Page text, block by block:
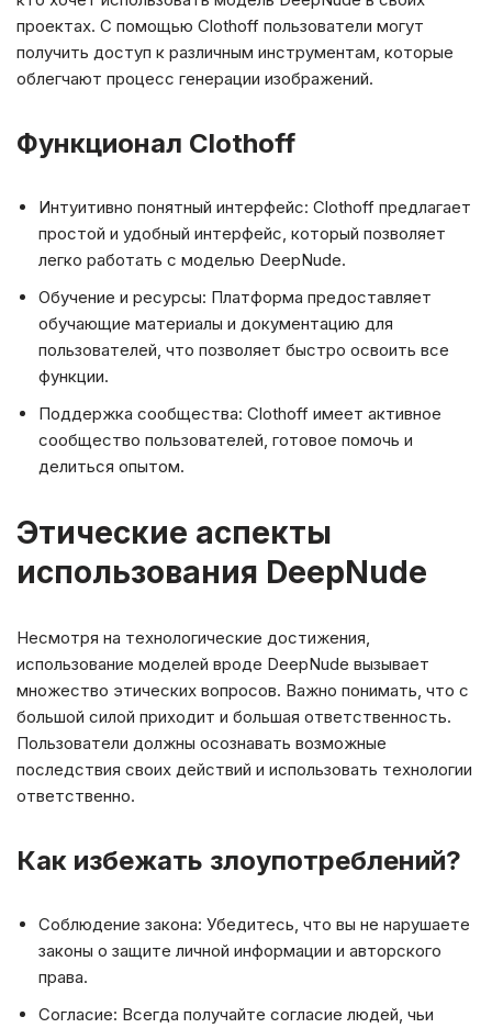
проектах. С помощью Clothoff пользователи могут
получить доступ к различным инструментам, которые
облегчают процесс генерации изображений.
Функционал Clothoff
Интуитивно понятный интерфейс: Clothoff предлагает
простой и удобный интерфейс, который позволяет
легко работать с моделью DeepNude.
Обучение и ресурсы: Платформа предоставляет
обучающие материалы и документацию для
пользователей, что позволяет быстро освоить все
функции.
Поддержка сообщества: Clothoff имеет активное
сообщество пользователей, готовое помочь и
делиться опытом.
Этические аспекты
использования DeepNude
Несмотря на технологические достижения,
использование моделей вроде DeepNude вызывает
множество этических вопросов. Важно понимать, что с
большой силой приходит и большая ответственность.
Пользователи должны осознавать возможные
последствия своих действий и использовать технологии
ответственно.
Как избежать злоупотреблений?
Соблюдение закона: Убедитесь, что вы не нарушаете
законы о защите личной информации и авторского
права.
Согласие: Всегда получайте согласие людей, чьи